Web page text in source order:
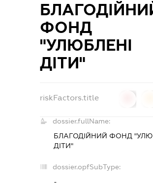
ФОНД
"УЛЮБЛЕНІ
ДІТИ"
riskFactors.title
dossier.fullName:
БЛАГОДІЙНИЙ ФОНД
ДІТИ"
dossier.opfSubType:
-